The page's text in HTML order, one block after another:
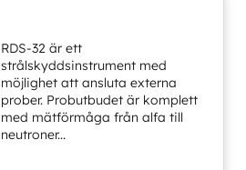
RDS-32 är ett
strålskyddsinstrument med
möjlighet att ansluta externa
prober. Probutbudet är komplett
med mätförmåga från alfa till
neutroner...